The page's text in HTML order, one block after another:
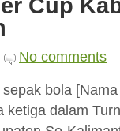
Cup
No comments
sepak bola
ketiga dalam